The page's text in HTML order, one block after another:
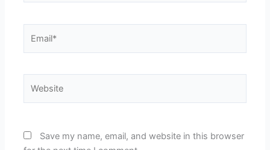
Save my name, email, and website in this browser